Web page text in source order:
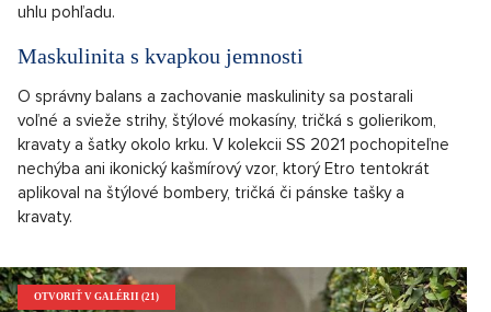
uhlu pohľadu.
Maskulinita s kvapkou jemnosti
O správny balans a zachovanie maskulinity sa postarali
voľné a svieže strihy, štýlové mokasíny, tričká s golierikom,
kravaty a šatky okolo krku. V kolekcii SS 2021 pochopiteľne
nechýba ani ikonický kašmírový vzor, ktorý Etro tentokrát
aplikoval na štýlové bombery, tričká či pánske tašky a
kravaty.
OTVORIŤ V GALÉRII (21)